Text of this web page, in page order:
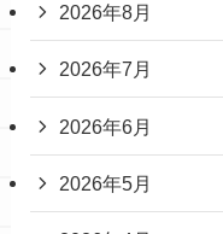
2026年8月
2026年7月
2026年6月
2026年5月